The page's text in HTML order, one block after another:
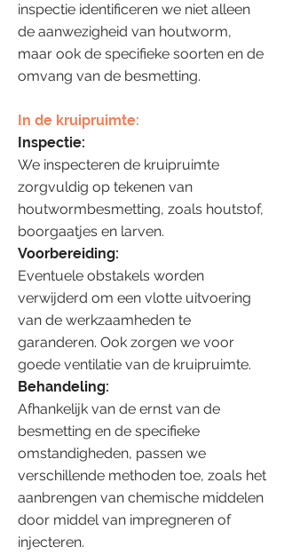
inspectie identificeren we niet alleen
de aanwezigheid van houtworm,
maar ook de specifieke soorten en de
omvang van de besmetting.
In de kruipruimte:
Inspectie:
We inspecteren de kruipruimte
zorgvuldig op tekenen van
houtwormbesmetting, zoals houtstof,
boorgaatjes en larven.
Voorbereiding:
Eventuele obstakels worden
verwijderd om een vlotte uitvoering
van de werkzaamheden te
garanderen. Ook zorgen we voor
goede ventilatie van de kruipruimte.
Behandeling:
Afhankelijk van de ernst van de
besmetting en de specifieke
omstandigheden, passen we
verschillende methoden toe, zoals het
aanbrengen van chemische middelen
door middel van impregneren of
injecteren.